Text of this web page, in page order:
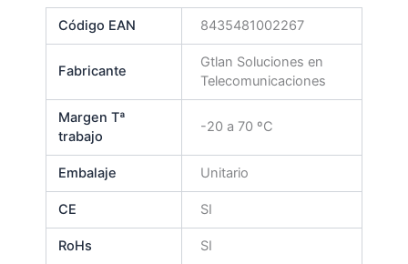
Código EAN 8435481002267
Fabricante
Gtlan Soluciones en
Telecomunicaciones
Margen Tª
trabajo
-20 a 70 ºC
Embalaje Unitario
CE SI
RoHs SI